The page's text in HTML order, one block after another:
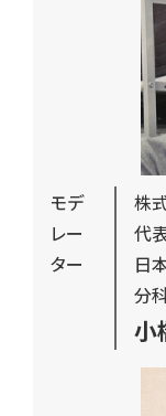
モデ
レー
ター
株
代
日
分
小